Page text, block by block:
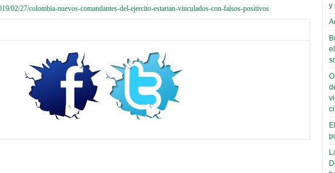
02/27/colombia-nuevos-comandantes-del-ejercito-estarian-vinculados-con-falsos-positivos
y